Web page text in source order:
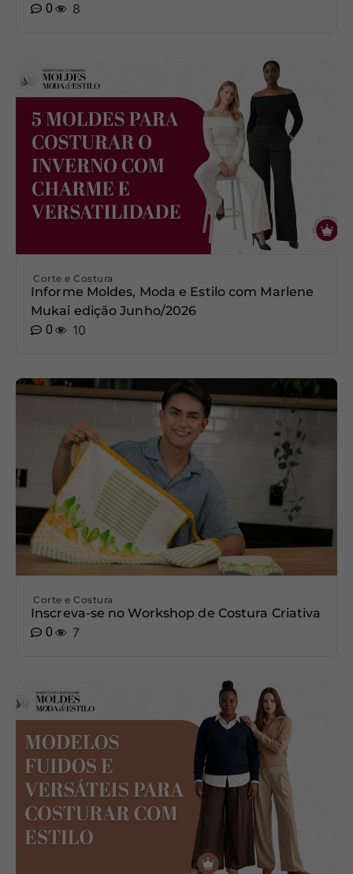
0
8
Corte e Costura
Informe Moldes, Moda e Estilo com Marlene
Mukai edição Junho/2026
0
10
Corte e Costura
Inscreva-se no Workshop de Costura Criativa
0
7